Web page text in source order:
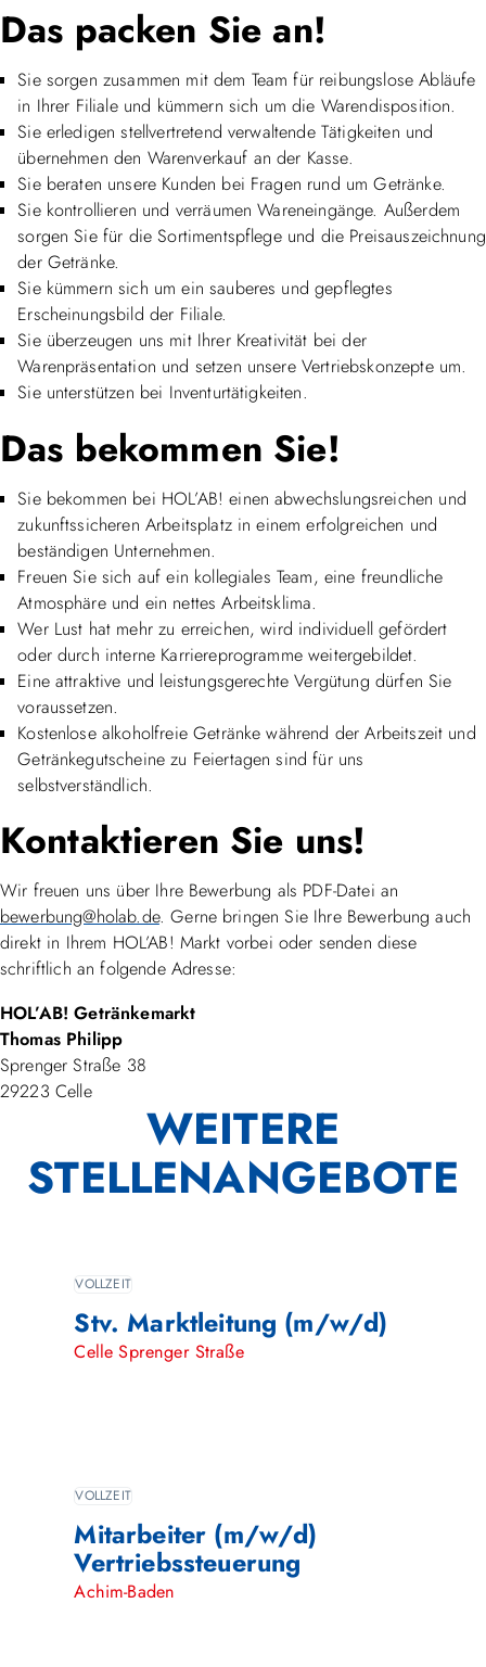
Das packen Sie an!
Sie sorgen zusammen mit dem Team für reibungslose Abläufe
in Ihrer Filiale und kümmern sich um die Warendisposition.
Sie erledigen stellvertretend verwaltende Tätigkeiten und
übernehmen den Warenverkauf an der Kasse.
Sie beraten unsere Kunden bei Fragen rund um Getränke.
Sie kontrollieren und verräumen Wareneingänge. Außerdem
sorgen Sie für die Sortimentspflege und die Preisauszeichnung
der Getränke.
Sie kümmern sich um ein sauberes und gepflegtes
Erscheinungsbild der Filiale.
Sie überzeugen uns mit Ihrer Kreativität bei der
Warenpräsentation und setzen unsere Vertriebskonzepte um.
Sie unterstützen bei Inventurtätigkeiten.
Das bekommen Sie!
Sie bekommen bei HOL’AB! einen abwechslungsreichen und
zukunftssicheren Arbeitsplatz in einem erfolgreichen und
beständigen Unternehmen.
Freuen Sie sich auf ein kollegiales Team, eine freundliche
Atmosphäre und ein nettes Arbeitsklima.
Wer Lust hat mehr zu erreichen, wird individuell gefördert
oder durch interne Karriereprogramme weitergebildet.
Eine attraktive und leistungsgerechte Vergütung dürfen Sie
voraussetzen.
Kostenlose alkoholfreie Getränke während der Arbeitszeit und
Getränkegutscheine zu Feiertagen sind für uns
selbstverständlich.
Kontaktieren Sie uns!
Wir freuen uns über Ihre Bewerbung als PDF-Datei an
bewerbung@holab.de. Gerne bringen Sie Ihre Bewerbung auch
direkt in Ihrem HOL’AB! Markt vorbei oder senden diese
schriftlich an folgende Adresse:
HOL’AB! Getränkemarkt
Thomas Philipp
Sprenger Straße 38
29223 Celle
WEITERE
STELLENANGEBOTE
Stv. Marktleitung (m/w/d)
Celle Sprenger Straße
VOLLZEIT
Mitarbeiter (m/w/d)
Vertriebssteuerung
Achim-Baden
VOLLZEIT